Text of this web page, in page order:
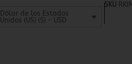
Dólar de los Estados
Unidos (US) ($) - USD
SKU